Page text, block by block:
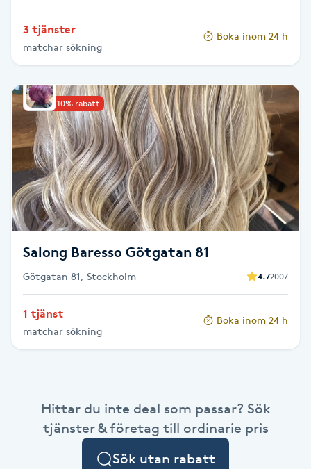
Frekvensterapi
Friskvårdsmassage
Frisör
Funktionsanalys
Färgning
Gel naglar
Gellack med förstärkning
3 tjänster
matchar sökning
Boka inom 24 h
Upp till 10% rabatt
Salong Baresso Götgatan 81
Götgatan 81, Stockholm 4.72007
1 tjänst
matchar sökning
Boka inom 24 h
Hittar du inte deal som passar? Sök
tjänster & företag till ordinarie pris
Sök utan rabatt